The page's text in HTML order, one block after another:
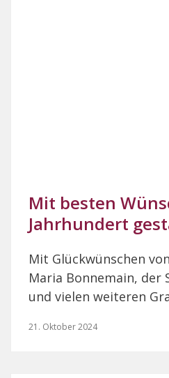
Mit besten
Jahrhundert
Mit Glückwünschen
Maria Bonnemain, der
und vielen weiteren
21. Oktober 2024